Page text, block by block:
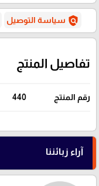
policy سياسة التوصيل
تفاصيل المنتج
رقم المنتج 440
آراء زبائننا